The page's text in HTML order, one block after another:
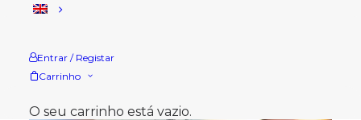
Entrar / Registar
Carrinho
O seu carrinho está vazio.